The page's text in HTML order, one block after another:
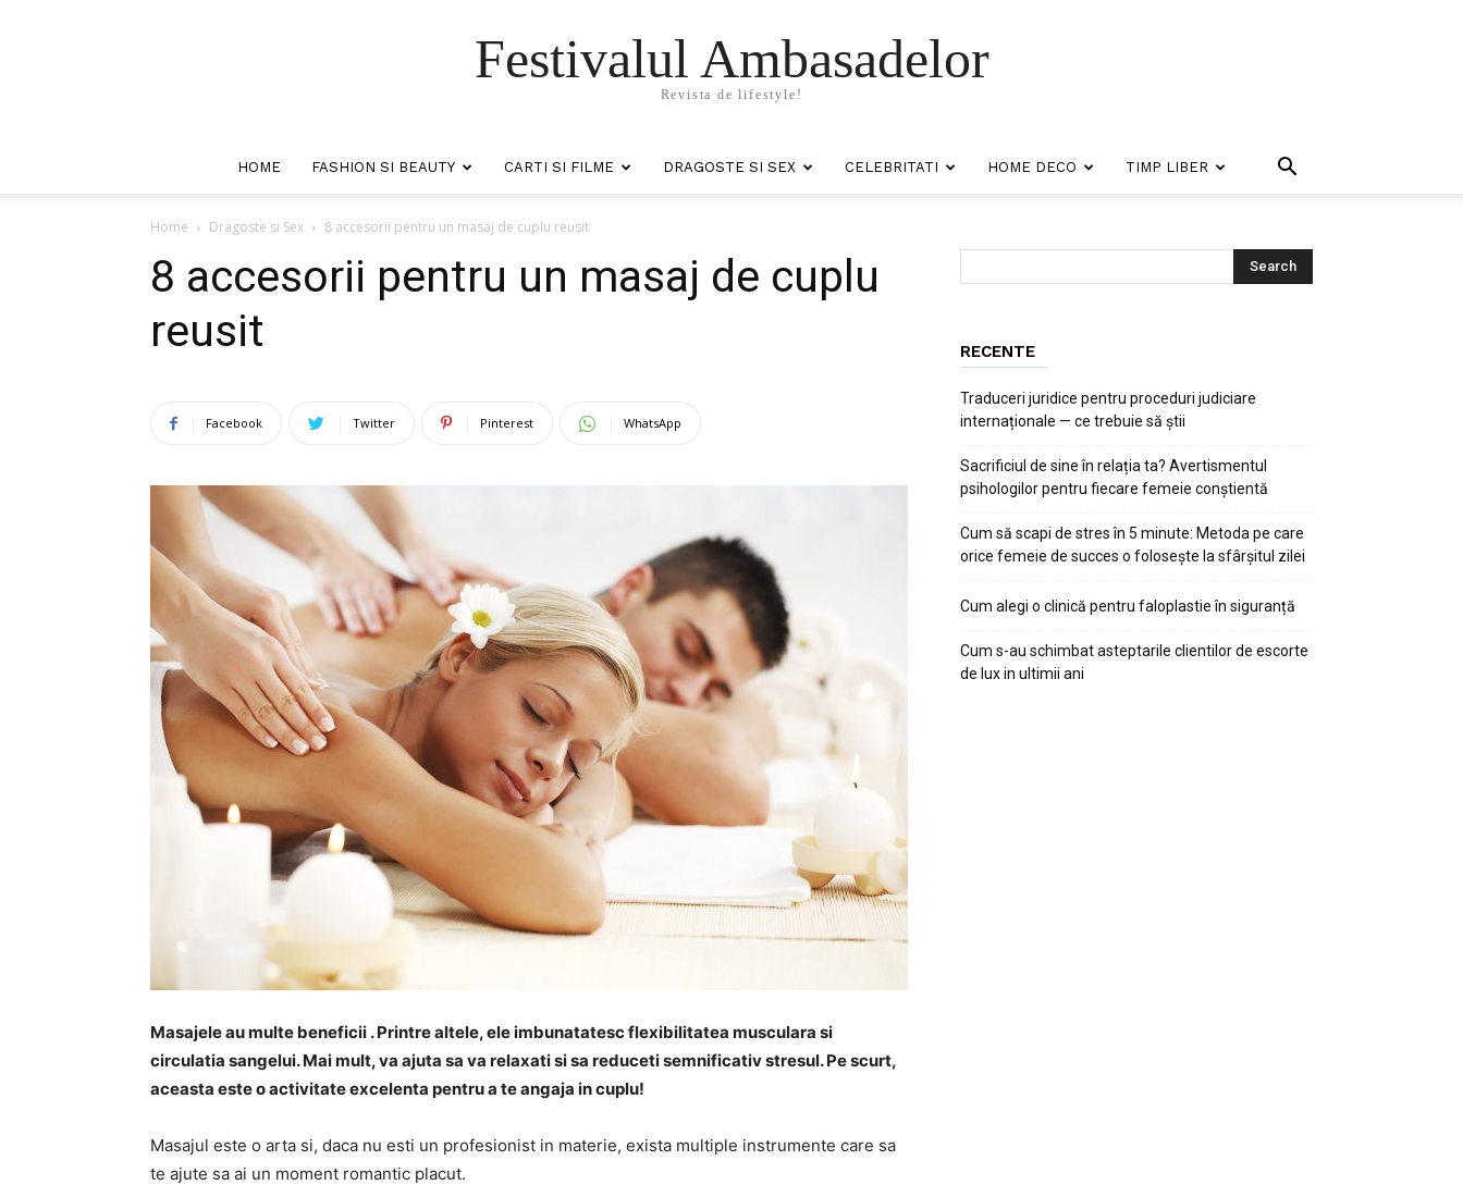
Festivalul Ambasadelor
Revista de lifestyle!
HOME FASHION SI BEAUTY CARTI SI FILME DRAGOSTE SI SEX CELEBRITATI HOME DECO TIMP LIBER
Home Dragoste si Sex 8 accesorii pentru un masaj de cuplu reusit
8 accesorii pentru un masaj de cuplu
reusit
Facebook Twitter Pinterest WhatsApp
Masajele au multe beneficii . Printre altele, ele imbunatatesc flexibilitatea musculara si
circulatia sangelui. Mai mult, va ajuta sa va relaxati si sa reduceti semnificativ stresul. Pe scurt,
aceasta este o activitate excelenta pentru a te angaja in cuplu!
Masajul este o arta si, daca nu esti un profesionist in materie, exista multiple instrumente care sa
te ajute sa ai un moment romantic placut.
RECENTE
Traduceri juridice pentru proceduri judiciare
internaționale — ce trebuie să știi
Sacrificiul de sine în relația ta? Avertismentul
psihologilor pentru fiecare femeie conștientă
Cum să scapi de stres în 5 minute: Metoda pe care
orice femeie de succes o folosește la sfârșitul zilei
Cum alegi o clinică pentru faloplastie în siguranță
Cum s-au schimbat asteptarile clientilor de escorte
de lux in ultimii ani